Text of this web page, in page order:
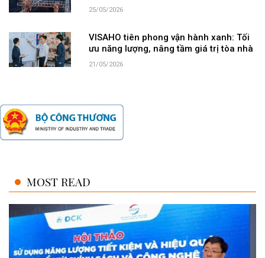
25/05/2026
VISAHO tiên phong vận hành xanh: Tối
ưu năng lượng, nâng tầm giá trị tòa nhà
21/05/2026
MOST READ